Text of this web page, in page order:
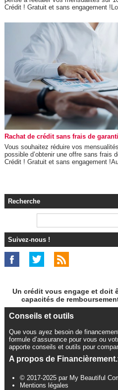
Crédit ! Gratuit et sans engagement
Rachat de crédit sans frais de
Vous souhaitez réduire vos
possible d’obtenir une offre sans frais
Crédit ! Gratuit et sans engagement
Recherche
Suivez-nous !
Un crédit vous engage et doit
capacités de
Conseils et outils
Que vous ayez besoin de
formule d’assurance pour vous ou
apporte conseils et outils pour
A propos de
© 2017-2025 par My Beautiful
Mentions légales